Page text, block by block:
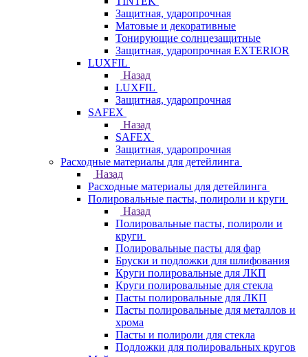
Защитная, ударопрочная
Матовые и декоративные
Тонирующие солнцезащитные
Защитная, ударопрочная EXTERIOR
LUXFIL
Назад
LUXFIL
Защитная, ударопрочная
SAFEX
Назад
SAFEX
Защитная, ударопрочная
Расходные материалы для детейлинга
Назад
Расходные материалы для детейлинга
Полировальные пасты, полироли и круги
Назад
Полировальные пасты, полироли и
круги
Полировальные пасты для фар
Бруски и подложки для шлифования
Круги полировальные для ЛКП
Круги полировальные для стекла
Пасты полировальные для ЛКП
Пасты полировальные для металлов и
хрома
Пасты и полироли для стекла
Подложки для полировальных кругов